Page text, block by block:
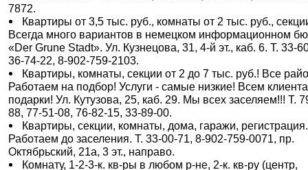
7872.
Квартиры от 3,5 тыс. руб., комнаты от 2 тыс. руб.,
Всегда много вариантов в немецком информационном
«Der Grune Stadt». Ул. Кузнецова, 31, 4-й эт., каб. 6. Т. 33-
36-74-22, 8-902-759-2103.
Квартиры, комнаты, секции от 2 до 7 тыс. руб.! Все
Работаем на подбор! Услуги - самые низкие! Всем
подарки! Ул. Кутузова, 25, каб. 29. Мы всех заселяем!!! Т.
88, 77-51-08, 76-82-15, 33-89-00.
Квартиры, секции, комнаты, дома, гаражи, регистрация.
Работаем до заселения. Т. 33-00-71, 8-902-759-0071, пр.
Октябрьский, 21а, 3 эт., направо.
Комнату, 1-2-3-к. кв-ры в любом р-не, 2-к. кв-ру (центр,